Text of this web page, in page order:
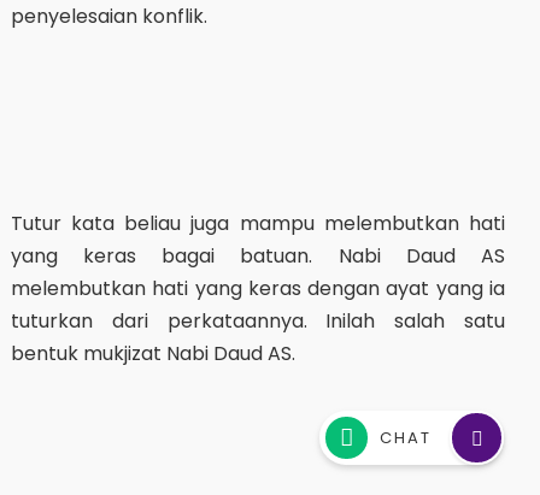
penyelesaian konflik.
Tutur kata beliau juga mampu melembutkan hati
yang keras bagai batuan. Nabi Daud AS
melembutkan hati yang keras dengan ayat yang ia
tuturkan dari perkataannya. Inilah salah satu
bentuk mukjizat Nabi Daud AS.
CHAT